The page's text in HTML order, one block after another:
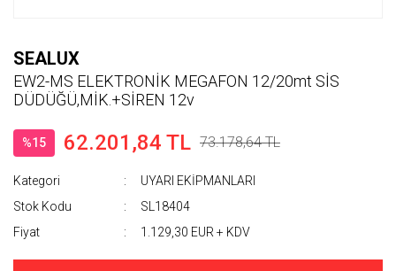
SEALUX
EW2-MS ELEKTRONİK MEGAFON 12/20mt SİS
DÜDÜĞÜ,MİK.+SİREN 12v
%15 62.201,84 TL 73.178,64 TL
Kategori
UYARI EKİPMANLARI
Stok Kodu
SL18404
Fiyat
1.129,30 EUR + KDV